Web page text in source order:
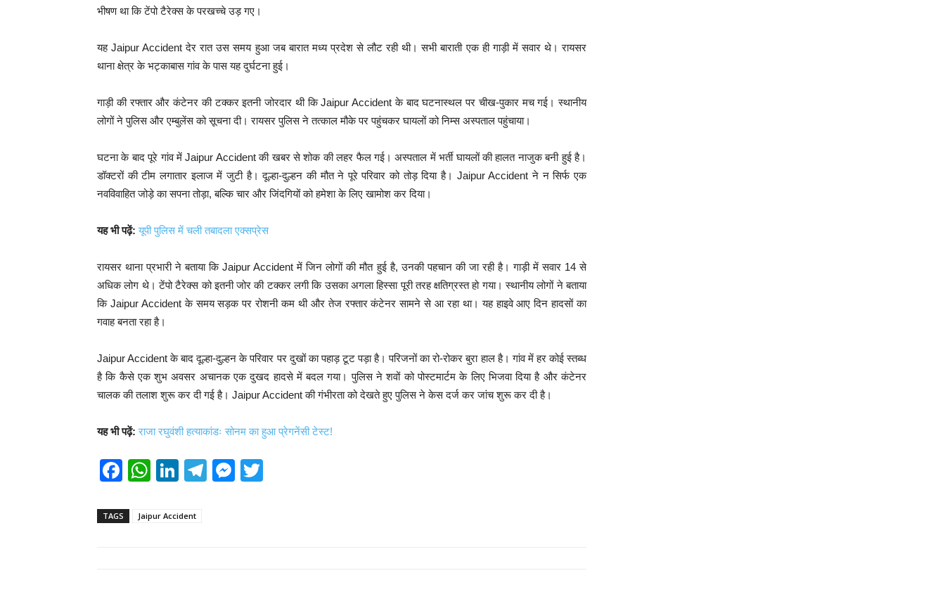
भीषण था कि टेंपो टैरेक्स के परखच्चे उड़ गए।
यह Jaipur Accident देर रात उस समय हुआ जब बारात मध्य प्रदेश से लौट रही थी। सभी बाराती एक ही गाड़ी में सवार थे। रायसर
थाना क्षेत्र के भट्काबास गांव के पास यह दुर्घटना हुई।
गाड़ी की रफ्तार और कंटेनर की टक्कर इतनी जोरदार थी कि Jaipur Accident के बाद घटनास्थल पर चीख-पुकार मच गई। स्थानीय
लोगों ने पुलिस और एम्बुलेंस को सूचना दी। रायसर पुलिस ने तत्काल मौके पर पहुंचकर घायलों को निम्स अस्पताल पहुंचाया।
घटना के बाद पूरे गांव में Jaipur Accident की खबर से शोक की लहर फैल गई। अस्पताल में भर्ती घायलों की हालत नाजुक बनी हुई है।
डॉक्टरों की टीम लगातार इलाज में जुटी है। दूल्हा-दुल्हन की मौत ने पूरे परिवार को तोड़ दिया है। Jaipur Accident ने न सिर्फ एक
नवविवाहित जोड़े का सपना तोड़ा, बल्कि चार और जिंदगियों को हमेशा के लिए खामोश कर दिया।
यह भी पढ़ें: यूपी पुलिस में चली तबादला एक्सप्रेस
रायसर थाना प्रभारी ने बताया कि Jaipur Accident में जिन लोगों की मौत हुई है, उनकी पहचान की जा रही है। गाड़ी में सवार 14 से
अधिक लोग थे। टेंपो टैरेक्स को इतनी जोर की टक्कर लगी कि उसका अगला हिस्सा पूरी तरह क्षतिग्रस्त हो गया। स्थानीय लोगों ने बताया
कि Jaipur Accident के समय सड़क पर रोशनी कम थी और तेज रफ्तार कंटेनर सामने से आ रहा था। यह हाइवे आए दिन हादसों का
गवाह बनता रहा है।
Jaipur Accident के बाद दूल्हा-दुल्हन के परिवार पर दुखों का पहाड़ टूट पड़ा है। परिजनों का रो-रोकर बुरा हाल है। गांव में हर कोई स्तब्ध
है कि कैसे एक शुभ अवसर अचानक एक दुखद हादसे में बदल गया। पुलिस ने शवों को पोस्टमार्टम के लिए भिजवा दिया है और कंटेनर
चालक की तलाश शुरू कर दी गई है। Jaipur Accident की गंभीरता को देखते हुए पुलिस ने केस दर्ज कर जांच शुरू कर दी है।
यह भी पढ़ें: राजा रघुवंशी हत्याकांडः सोनम का हुआ प्रेगनेंसी टेस्ट!
F
c
W
at
Li
k
T
M
TAGS Jaipur Accident